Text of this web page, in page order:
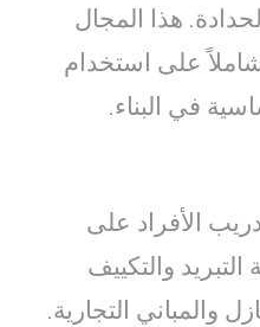
هذا المجال
على استخدام
في البناء.
الأفراد على
والتكييف
والمباني التجارية.